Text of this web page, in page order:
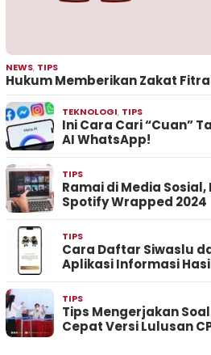
NEWS, TIPS
Hukum Memberikan Zakat
TEKNOLOGI, TIPS
Ini Cara Cari “Cuan”
AI WhatsApp!
TIPS
Ramai di Media
Spotify Wrapped 2024
TIPS
Cara Daftar Siwaslu
Aplikasi Informasi
TIPS
Tips Mengerjakan
Cepat Versi Lulusan